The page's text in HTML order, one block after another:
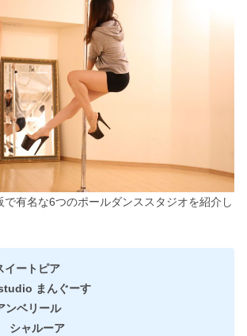
で有名な6つのポールダンススタジオを紹介し
ートピア
まんぐーす
ベリール
シャルーア